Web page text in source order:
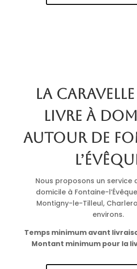
La
livre à
autour de
Nous proposons un service
domicile à Fontaine-
Montigny-le-Tilleul,
environs.
Temps minimum avant
Montant minimum pour la